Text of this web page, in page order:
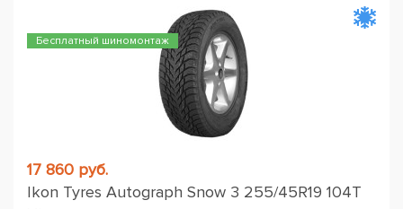
Бесплатный шиномонтаж
17 860 руб.
Ikon Tyres Autograph Snow 3 255/45R19 104T